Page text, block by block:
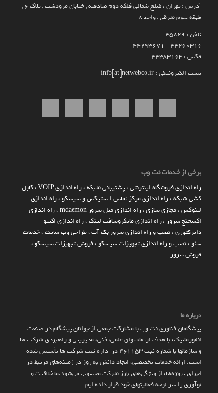
آدرس : تهران ، ضلع شمالی فلکه دوم صادقیه , خیابان مرودشت , پلاک ۶ ,
طبقه سوم شرقی , واحد ۸
تلفن : 45829
۴۴۲۶۰۳۱۶ _ 44293671
فکس : 44383163
پست الکترونیکی : info[at]netwebco.ir
برخی از خدمات نت وب
راه اندازي فروشگاه اينترنتي،پشتیبانی شبکه،راه اندازی VOIP ،کابل
کشی شبکه،راه اندازی مرکز تماس الستیکس و سیسکو،راه اندازی
لینوکس،مجازی سازی،راه اندازی میل سرور mdaemon ،راه اندازی
اکسچنج سرور،راه اندازی مایکروسافت لینک،راه اندازی اکتیو
دایرکتوری،نصب و راه اندازی سرور بک آپ،طراحی وب سایت،خدمات
سئو،نصب و راه اندازی تجهیزات سیسکو،فروش تجهیزات سیسکو،
فروش سرور
درباره ما
پیشگامان فناوری نت وب با مشارکت جمعی از جوانان پیشگام در صنعت
انفورماتیک، با هدف ارتقاء توان علمی، فنی، مدیریتی و راهبردی شرکت ها
و سازمان­ها با شماره ثبت 461153 در اداره ثبت شرکت ها تأسیس شده
است. ارائه خدمات تخصصی، ایجاد دانش به‌ روز در زمینه‌های مرتبط در
اجرای پروژه‌ها، از ویژگی‌های بارز شرکت محسوب می‌شود.ما خلاقیت و
نوآوری را سر لوحه فعالیتهای خود قرار داده ایم